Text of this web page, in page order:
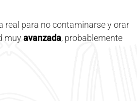
real para no contaminarse y orar
muyavanzada, probablemente